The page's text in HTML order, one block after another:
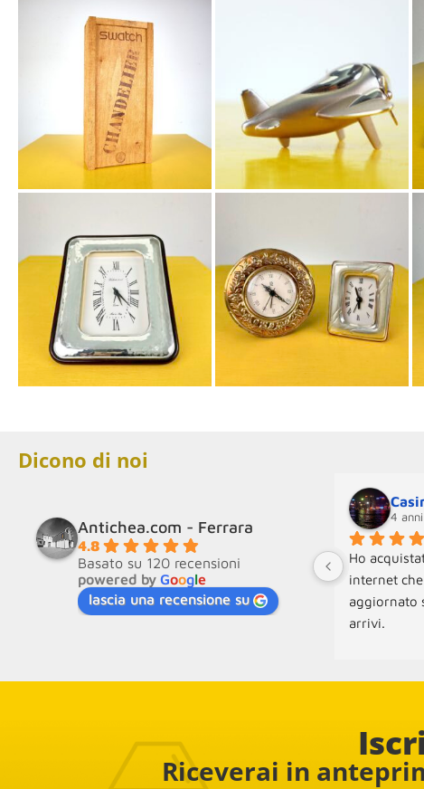
Dicono di noi
Antichea.com - Ferrara
4.8
Basato su 120 recensioni
powered by Google
lascia una recensione su
4
Ho
internet
aggiornato
arrivi.
Riceverai in